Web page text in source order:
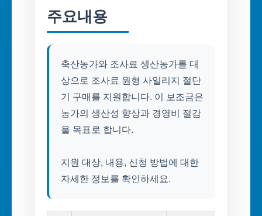
주요내용
축산농가와 조사료 생산농가를 대
상으로 조사료 원형 사일리지 절단
기 구매를 지원합니다. 이 보조금은
농가의 생산성 향상과 경영비 절감
을 목표로 합니다.
지원 대상, 내용, 신청 방법에 대한
자세한 정보를 확인하세요.